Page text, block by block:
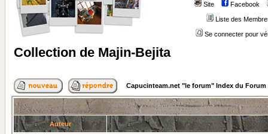
Site Facebook
Liste des
Se connecter pour
Collection de Majin-Bejita
Capucinteam.net "le forum" Index du Forum
Auteur